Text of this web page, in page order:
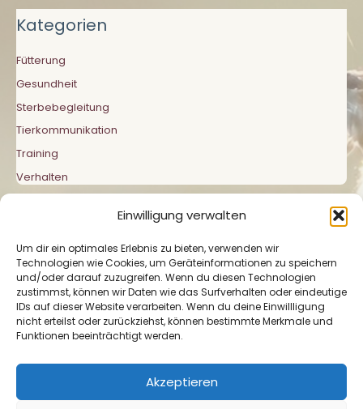
Einwilligung verwalten
Um dir ein optimales Erlebnis zu bieten, verwenden wir
Technologien wie Cookies, um Geräteinformationen zu speichern
und/oder darauf zuzugreifen. Wenn du diesen Technologien
zustimmst, können wir Daten wie das Surfverhalten oder eindeutige
IDs auf dieser Website verarbeiten. Wenn du deine Einwillligung
nicht erteilst oder zurückziehst, können bestimmte Merkmale und
Funktionen beeinträchtigt werden.
Akzeptieren
Kategorien
Fütterung
Gesundheit
Sterbebegleitung
Tierkommunikation
Training
Verhalten
Impressum|Datenschutzerklärung|Cookie-
Richtlinie